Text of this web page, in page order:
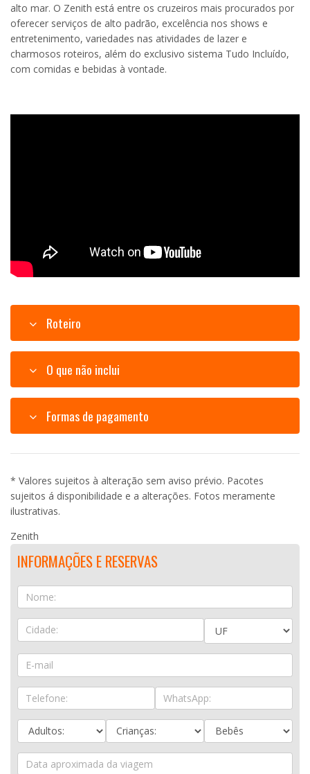
alto mar. O Zenith está entre os cruzeiros mais procurados por
oferecer serviços de alto padrão, excelência nos shows e
entretenimento, variedades nas atividades de lazer e
charmosos roteiros, além do exclusivo sistema Tudo Incluído,
com comidas e bebidas à vontade.
Roteiro
O que não inclui
Formas de pagamento
* Valores sujeitos à alteração sem aviso prévio. Pacotes
sujeitos á disponibilidade e a alterações. Fotos meramente
ilustrativas.
Zenith
INFORMAÇÕES E RESERVAS